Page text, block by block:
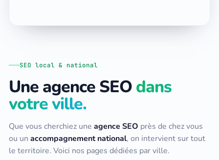
SEO local & national
Une agence SEOdans
votre ville.
Que vous cherchiez une agence SEO près de chez vous
ou un accompagnement national, on intervient sur tout
le territoire. Voici nos pages dédiées par ville.